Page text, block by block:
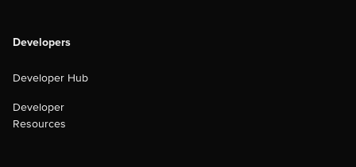
Developers
Developer Hub
Developer
Resources